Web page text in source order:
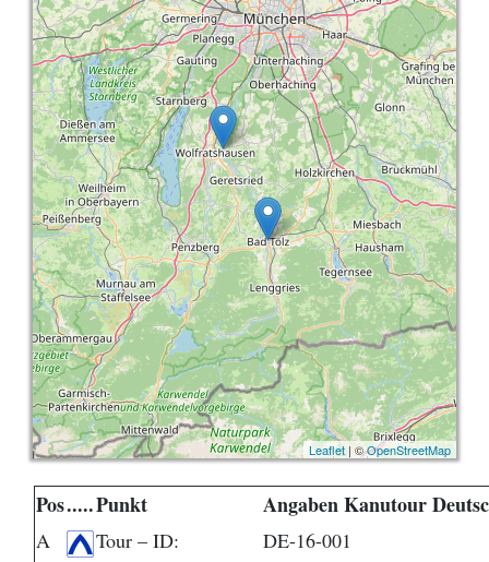
Leaflet | ©OpenStreetMap
Pos.....Punkt Angaben Kanutour
A Tour – ID:
DE-16-001
Provinz Bohuslän
Provinz Västergötland
Provinz Östergötland
Provinz Småland
Provinz Halland
Provinz Blekinge
Provinz Skåne